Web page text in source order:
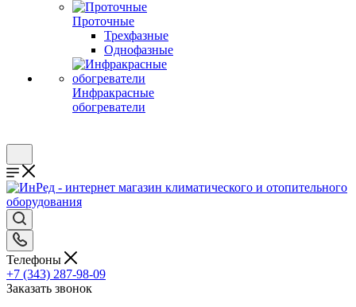
Проточные
Трехфазные
Однофазные
Инфракрасные
обогреватели
Телефоны
+7 (343) 287-98-09
Заказать звонок